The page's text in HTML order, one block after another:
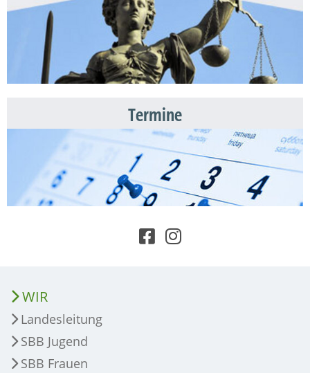
Termine
WIR
Landesleitung
SBB Jugend
SBB Frauen